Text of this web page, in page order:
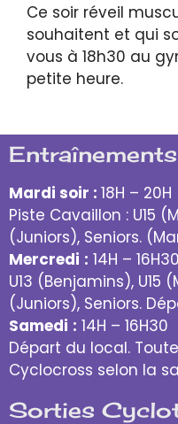
Ce soir réveil
souhaitent et qui
vous à 18h30 au
petite heure.
Entraînements
Mardi soir : 18H – 20H
Piste Cavaillon : U15
(Juniors), Seniors.
Mercredi : 14H – 16H30
U13 (Benjamins), U15
(Juniors), Seniors.
Samedi : 14H – 16H30
Départ du local.
Cyclocross selon la
Sorties